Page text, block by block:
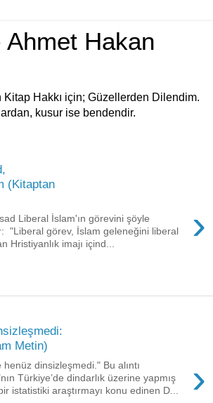
Ahmet Hakan
Hakkı için; Güzellerden Dilendim.
kusur ise bendendir.
(Kitaptan
›
Liberal İslam'ın görevini şöyle
"Liberal görev, İslam geleneğini liberal
Hristiyanlık imajı içind...
Metin)
›
henüz dinsizleşmedi." Bu alıntı
Türkiye’de dindarlık üzerine yapmış
istatistiki araştırmayı konu edinen D...